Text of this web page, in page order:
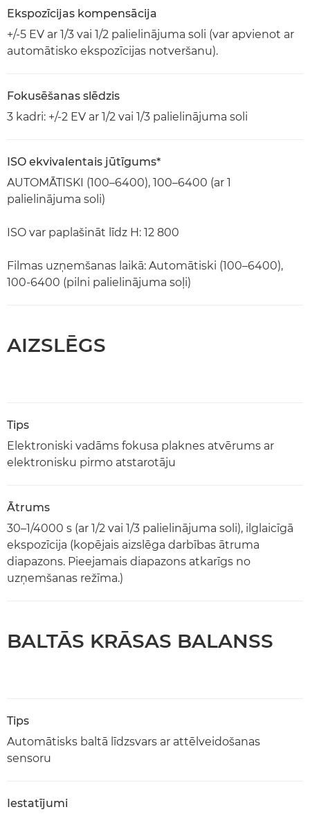
Ekspozīcijas kompensācija
+/-5 EV ar 1/3 vai 1/2 palielinājuma soli (var apvienot ar
automātisko ekspozīcijas notveršanu).
Fokusēšanas slēdzis
3 kadri: +/-2 EV ar 1/2 vai 1/3 palielinājuma soli
ISO ekvivalentais jūtīgums*
AUTOMĀTISKI (100–6400), 100–6400 (ar 1
palielinājuma soli)
ISO var paplašināt līdz H: 12 800
Filmas uzņemšanas laikā: Automātiski (100–6400),
100-6400 (pilni palielinājuma soļi)
AIZSLĒGS
Tips
Elektroniski vadāms fokusa plaknes atvērums ar
elektronisku pirmo atstarotāju
Ātrums
30–1/4000 s (ar 1/2 vai 1/3 palielinājuma soli), ilglaicīgā
ekspozīcija (kopējais aizslēga darbības ātruma
diapazons. Pieejamais diapazons atkarīgs no
uzņemšanas režīma.)
BALTĀS KRĀSAS BALANSS
Tips
Automātisks baltā līdzsvars ar attēlveidošanas
sensoru
Iestatījumi